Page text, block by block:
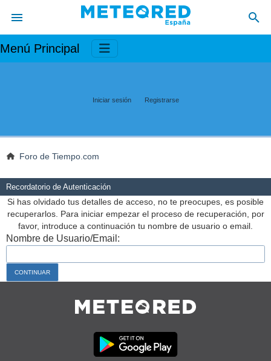
Menú Principal
Iniciar sesión Registrarse
Foro de Tiempo.com
Recordatorio de Autenticación
Si has olvidado tus detalles de acceso, no te preocupes, es posible
recuperarlos. Para iniciar empezar el proceso de recuperación, por
favor, introduce a continuación tu nombre de usuario o email.
Nombre de Usuario/Email: